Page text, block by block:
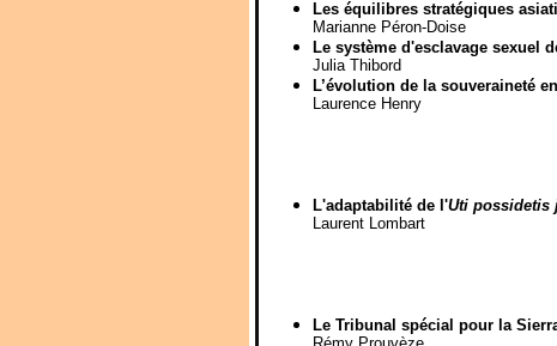
Les équilibres stratégiques
Marianne Péron-Doise
Le système d'esclavage sexuel
Julia Thibord
L’évolution de la souveraineté
Laurence Henry
L'adaptabilité de l'Uti possidetis
Laurent Lombart
Le Tribunal spécial pour la